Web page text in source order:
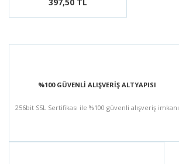
%100 GÜVENLİ ALIŞVERİŞ ALTYAPISI
256bit SSL Sertifikası ile %100 güvenli alışveriş imkanı